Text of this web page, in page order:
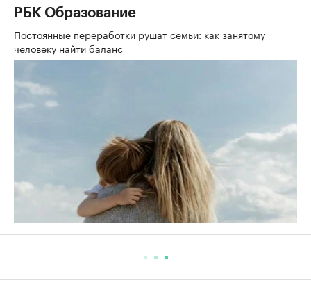
РБК Образование
Постоянные переработки рушат семьи: как занятому
человеку найти баланс